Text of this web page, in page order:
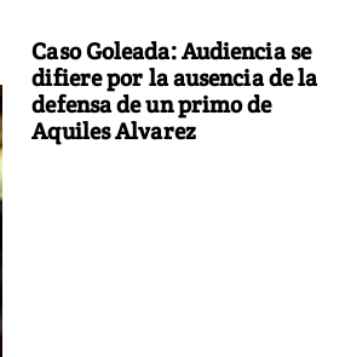
Caso Goleada: Audiencia se
difiere por la ausencia de la
defensa de un primo de
Aquiles Alvarez